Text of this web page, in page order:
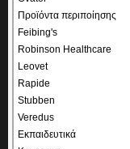
Προϊόντα περιποίησης
Feibing's
Robinson Healthcare
Leovet
Rapide
Stubben
Veredus
Εκπαιδευτικά